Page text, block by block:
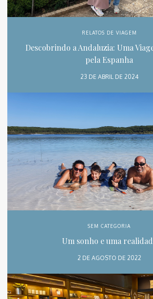
RELATOS DE VIAGEM
Descobrindo a Andaluzia: Uma
pela Espanha
23 DE ABRIL DE 2024
SEM CATEGORIA
Um sonho e uma
2 DE AGOSTO DE 2022